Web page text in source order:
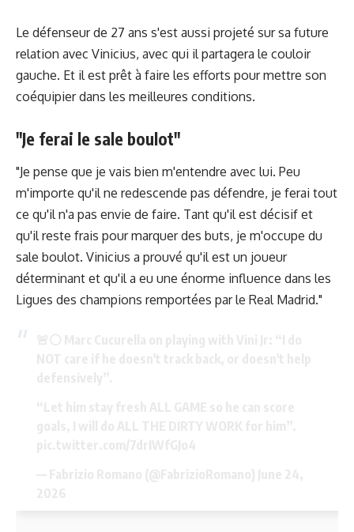
Le défenseur de 27 ans s'est aussi projeté sur sa future
relation avec Vinicius, avec qui il partagera le couloir
gauche. Et il est prêt à faire les efforts pour mettre son
coéquipier dans les meilleures conditions.
"Je ferai le sale boulot"
"Je pense que je vais bien m'entendre avec lui. Peu
m'importe qu'il ne redescende pas défendre, je ferai tout
ce qu'il n'a pas envie de faire. Tant qu'il est décisif et
qu'il reste frais pour marquer des buts, je m'occupe du
sale boulot. Vinicius a prouvé qu'il est un joueur
déterminant et qu'il a eu une énorme influence dans les
Ligues des champions remportées par le Real Madrid."